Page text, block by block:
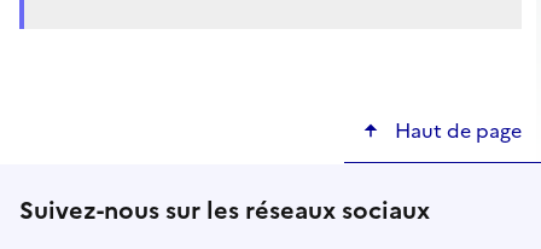
Haut de page
Suivez-nous sur les réseaux sociaux